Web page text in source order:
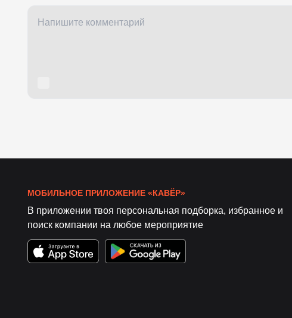
МОБИЛЬНОЕ ПРИЛОЖЕНИЕ «КАВЁР»
В приложении твоя персональная подборка, избранное и
поиск компании на любое мероприятие